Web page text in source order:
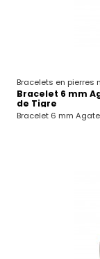
Bracelets en pierres
Bracelet 6 mm
de Tigre
Bracelet 6 mm